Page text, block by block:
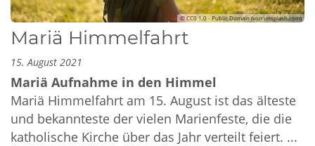
© CC0 1.0 - Public Domain (von unsplash.com)
Mariä Himmelfahrt
15. August 2021
Mariä Aufnahme in den Himmel
Mariä Himmelfahrt am 15. August ist das älteste
und bekannteste der vielen Marienfeste, die die
katholische Kirche über das Jahr verteilt feiert. ...